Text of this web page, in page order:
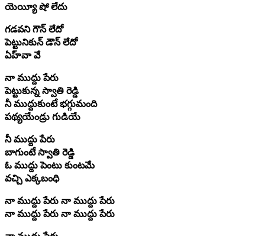
యెయ్యీ షో లేదు
గడవని గౌన్ లేదో
పెట్టునికున్ డౌన్ లేదో
ఏహ్‌వా వే
నా ముద్దు పేరు
పెట్టుకున్న స్వాతి రెడ్డి
నీ ముద్దుకుంటే భగ్గుమంది
పథ్యయేండ్రు గుడియే
నీ ముద్దు పేరు
బాగుంటే స్వాతి రెడ్డి
ఓ ముద్దు పెంటు కుంటమే
వచ్చి ఎక్కబంధి
నా ముద్దు పేరు నా ముద్దు పేరు
నా ముద్దు పేరు నా ముద్దు పేరు